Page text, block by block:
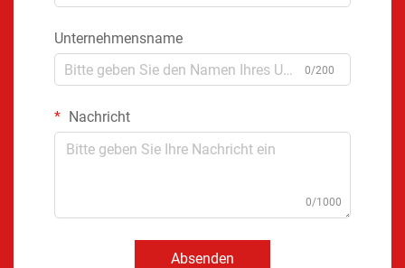
Unternehmensname
0/200
Nachricht
0/1000
Absenden